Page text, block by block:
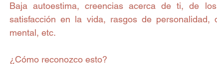
Baja autoestima, creencias acerca de ti, de
satisfacción en la vida, rasgos de personalidad,
mental, etc.
¿Cómo reconozco esto?